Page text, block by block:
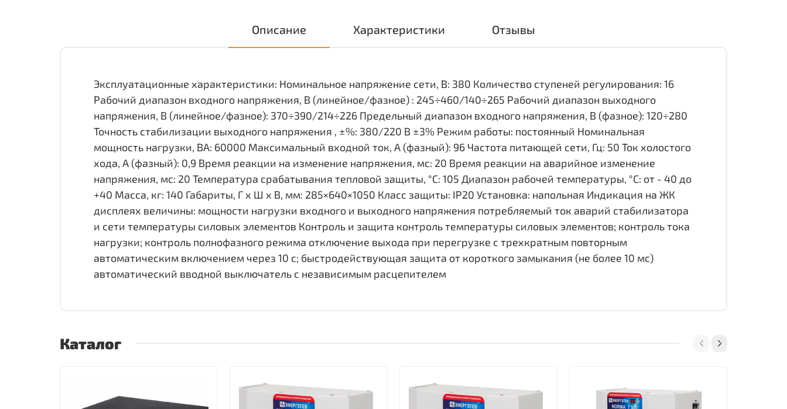
Описание Характеристики Отзывы
Эксплуатационные характеристики: Номинальное напряжение сети, В: 380 Количество ступеней регулирования: 16
Рабочий диапазон входного напряжения, В (линейное/фазное) : 245÷460/140÷265 Рабочий диапазон выходного
напряжения, В (линейное/фазное): 370÷390/214÷226 Предельный диапазон входного напряжения, В (фазное): 120÷280
Точность стабилизации выходного напряжения , ±%: 380/220 В ±3% Режим работы: постоянный Номинальная
мощность нагрузки, ВА: 60000 Максимальный входной ток, А (фазный): 96 Частота питающей сети, Гц: 50 Ток холостого
хода, А (фазный): 0,9 Время реакции на изменение напряжения, мс: 20 Время реакции на аварийное изменение
напряжения, мс: 20 Температура срабатывания тепловой защиты, °С: 105 Диапазон рабочей температуры, °С: от - 40 до
+40 Масса, кг: 140 Габариты, Г х Ш х В, мм: 285×640×1050 Класс защиты: IP20 Установка: напольная Индикация на ЖК
дисплеях величины: мощности нагрузки входного и выходного напряжения потребляемый ток аварий стабилизатора
и сети температуры силовых элементов Контроль и защита контроль температуры силовых элементов; контроль тока
нагрузки; контроль полнофазного режима отключение выхода при перегрузке с трехкратным повторным
автоматическим включением через 10 с; быстродействующая защита от короткого замыкания (не более 10 мс)
автоматический вводной выключатель с независимым расцепителем
Каталог